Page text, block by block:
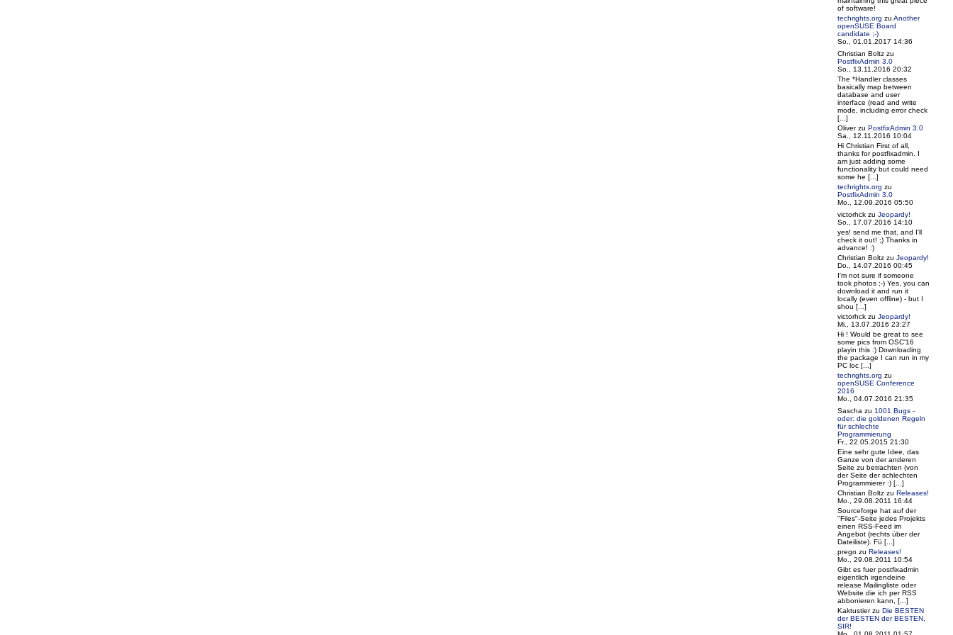
of software!
techrights.org zu Another
openSUSE Board
candidate ;-)
So., 01.01.2017 14:36
Christian Boltz zu
PostfixAdmin 3.0
So., 13.11.2016 20:32
The *Handler classes
basically map between
database and user
interface (read and write
mode, including error check
[...]
Oliverzu PostfixAdmin 3.0
Sa., 12.11.2016 10:04
Hi Christian First of all,
thanks for postfixadmin. I
am just adding some
functionality but could need
some he [...]
techrights.org zu
PostfixAdmin 3.0
Mo., 12.09.2016 05:50
victorhck zu Jeopardy!
So., 17.07.2016 14:10
yes! send me that, and I'll
check it out! ;) Thanks in
advance! :)
Christian Boltz zu Jeopardy!
Do., 14.07.2016 00:45
I'm not sure if someone
took photos ;-) Yes, you can
download it and run it
locally (even offline) - but I
shou [...]
victorhck zu Jeopardy!
Mi., 13.07.2016 23:27
Hi ! Would be great to see
some pics from OSC'16
playin this :) Downloading
the package I can run in my
PC loc [...]
techrights.org zu
openSUSE Conference
2016
Mo., 04.07.2016 21:35
Sascha zu 1001 Bugs -
oder: die goldenen Regeln
für schlechte
Programmierung
Fr., 22.05.2015 21:30
Eine sehr gute Idee, das
Ganze von der anderen
Seite zu betrachten (von
der Seite der schlechten
Programmierer :) [...]
Christian Boltz zu Releases!
Mo., 29.08.2011 16:44
Sourceforge hat auf der
"Files"-Seite jedes Projekts
einen RSS-Feed im
Angebot (rechts über der
Dateiliste). Fü [...]
prego zu Releases!
Mo., 29.08.2011 10:54
Gibt es fuer postfixadmin
eigentlich irgendeine
release Mailingliste oder
Website die ich per RSS
abbonieren kann, [...]
Kaktustierzu Die BESTEN
der BESTEN der BESTEN,
SIR!